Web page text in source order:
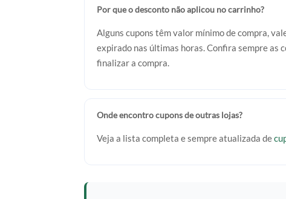
Por que o desconto não aplicou no carrinho?
Alguns cupons têm valor mínimo de compra,
expirado nas últimas horas. Confira sempre as
finalizar a compra.
Onde encontro cupons de outras lojas?
Veja a lista completa e sempre atualizada de